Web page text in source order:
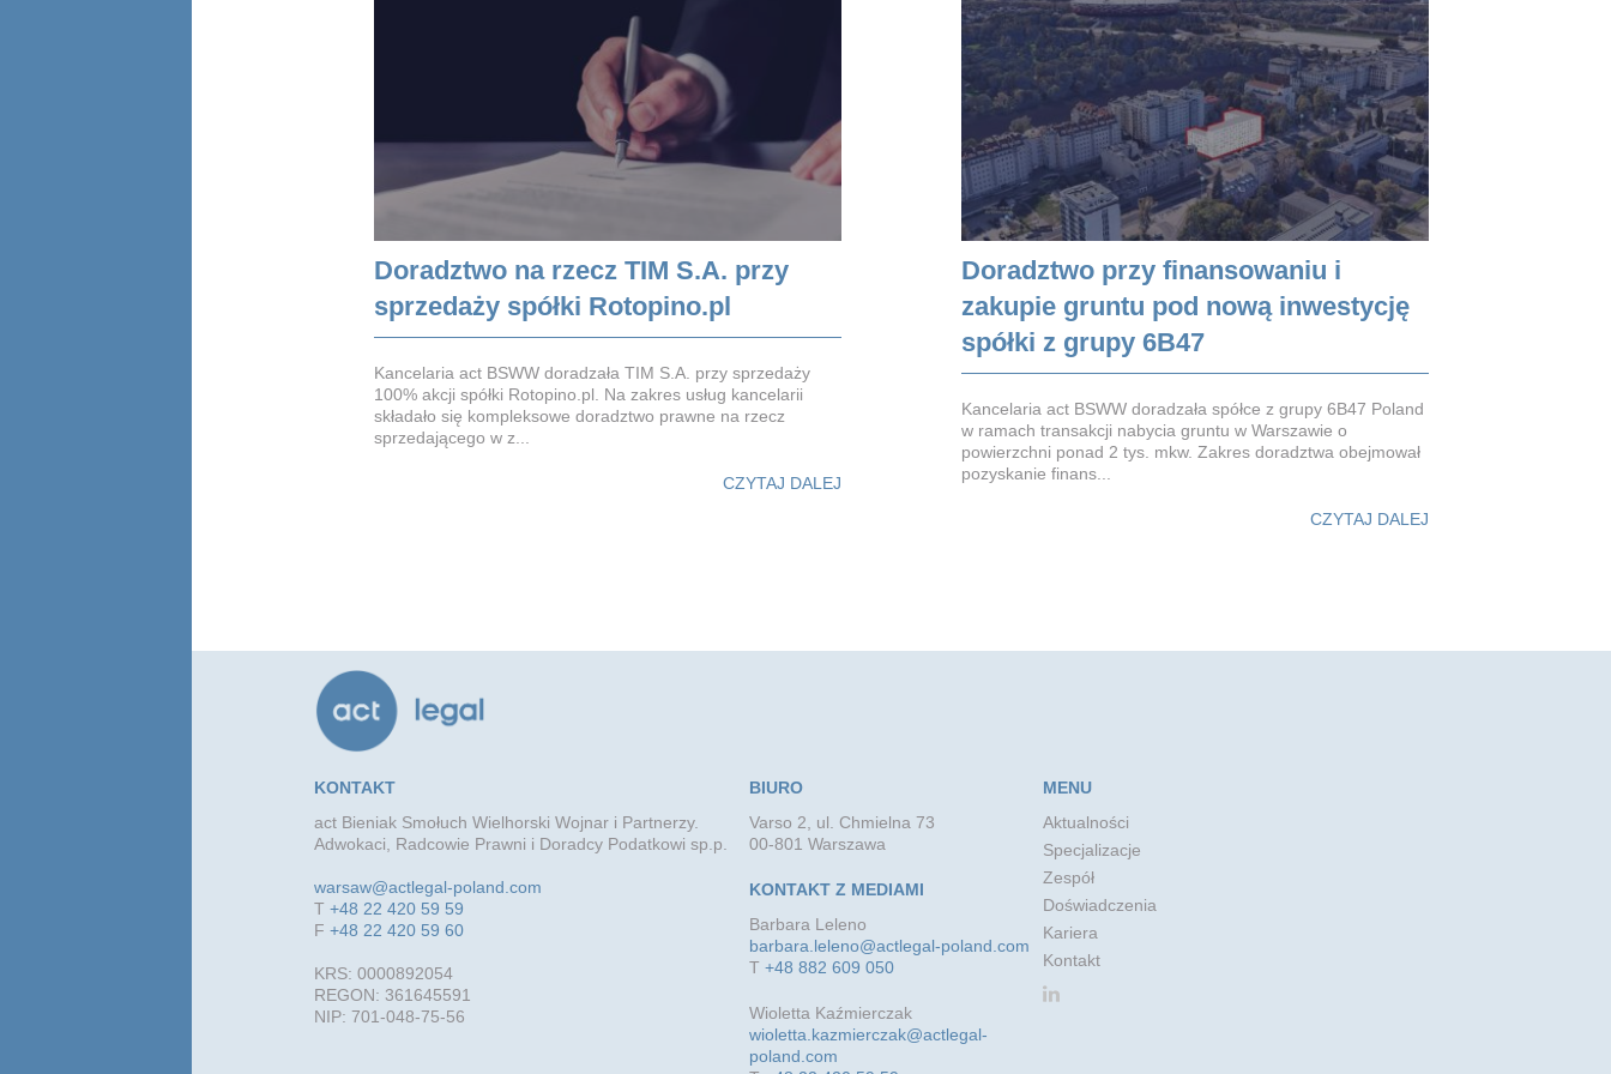
Doradztwo na rzecz TIM S.A. przy
sprzedaży spółki Rotopino.pl
Kancelaria act BSWW doradzała TIM S.A. przy sprzedaży
100% akcji spółki Rotopino.pl. Na zakres usług kancelarii
składało się kompleksowe doradztwo prawne na rzecz
sprzedającego w z...
CZYTAJ DALEJ
Doradztwo przy finansowaniu i
zakupie gruntu pod nową inwestycję
spółki z grupy 6B47
Kancelaria act BSWW doradzała spółce z grupy 6B47 Poland
w ramach transakcji nabycia gruntu w Warszawie o
powierzchni ponad 2 tys. mkw. Zakres doradztwa obejmował
pozyskanie finans...
CZYTAJ DALEJ
KONTAKT
act Bieniak Smołuch Wielhorski Wojnar i Partnerzy.
Adwokaci, Radcowie Prawni i Doradcy Podatkowi sp.p.
warsaw@actlegal-poland.com
T +48 22 420 59 59
F +48 22 420 59 60
KRS: 0000892054
REGON: 361645591
NIP: 701-048-75-56
BIURO
Varso 2, ul. Chmielna 73
00-801 Warszawa
KONTAKT Z MEDIAMI
Barbara Leleno
barbara.leleno@actlegal-poland.com
T +48 882 609 050
Wioletta Kaźmierczak
wioletta.kazmierczak@actlegal-
poland.com
MENU
Aktualności
Specjalizacje
Zespół
Doświadczenia
Kariera
Kontakt